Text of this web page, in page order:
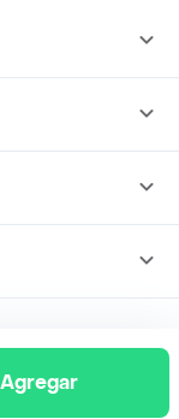
Agregar